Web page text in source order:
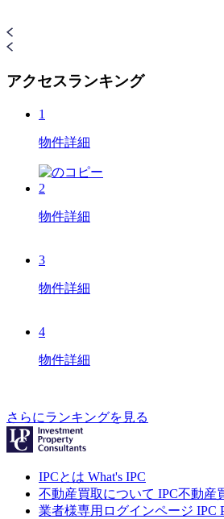
アクセスランキング
1
物件詳細
2
物件詳細
3
物件詳細
4
物件詳細
さらにランキングを見る
IPCとは What's IPC
不動産買取について IPC不動産
業者様専用ログインページ IPC